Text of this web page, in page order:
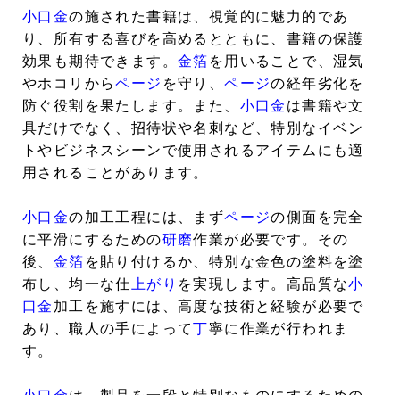
小口金の施された書籍は、視覚的に魅力的であ
り、所有する喜びを高めるとともに、書籍の保護
効果も期待できます。 金箔 を用いることで、湿気
やホコリからページ を守り、ページの経年劣化を
防ぐ役割を果たします。また、 小口金 は書籍や文
具だけでなく、招待状や名刺など、特別なイベン
トやビジネスシーンで使用されるアイテムにも適
用されることがあります。
小口金の加工工程には、まずページの側面を完全
に平滑にするための研磨作業が必要です。その
後、 金箔 を貼り付けるか、特別な金色の塗料を塗
布し、均一な仕 上がり を実現します。高品質な小
口金 加工を施すには、高度な技術と経験が必要で
あり、職人の手によって丁寧に作業が行われま
す。